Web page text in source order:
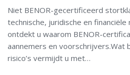
Niet BENOR-gecertificeerd
technische, juridische en financiële
ontdekt u waarom BENOR-
aannemers en voorschrijvers.Wat
risico’s vermijdt u met…